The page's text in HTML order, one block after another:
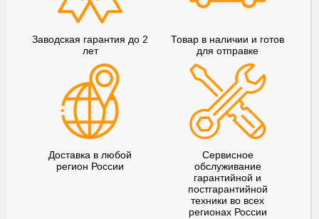
Заводская гарантия до 2
лет
Товар в наличии и готов
для отправке
Доставка в любой
регион России
Сервисное
обслуживание
гарантийной и
постгарантийной
техники во всех
регионах России